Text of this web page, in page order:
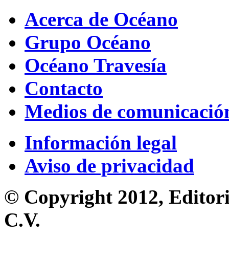
Acerca de Océano
Grupo Océano
Océano Travesía
Contacto
Medios de
Información legal
Aviso de privacidad
© Copyright 2012,
C.V.